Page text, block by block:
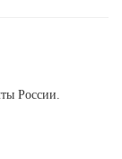
России.